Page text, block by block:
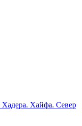
Хайфа. Север